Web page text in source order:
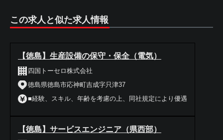
この求人と似た求人情報
【徳島】生産設備の保守・保全（電気）
四国トーセロ株式会社
徳島県徳島市応神町吉成字只津37
■経験、スキル、年齢を考慮の上、同社規定により優遇
【徳島】サービスエンジニア（県西部）